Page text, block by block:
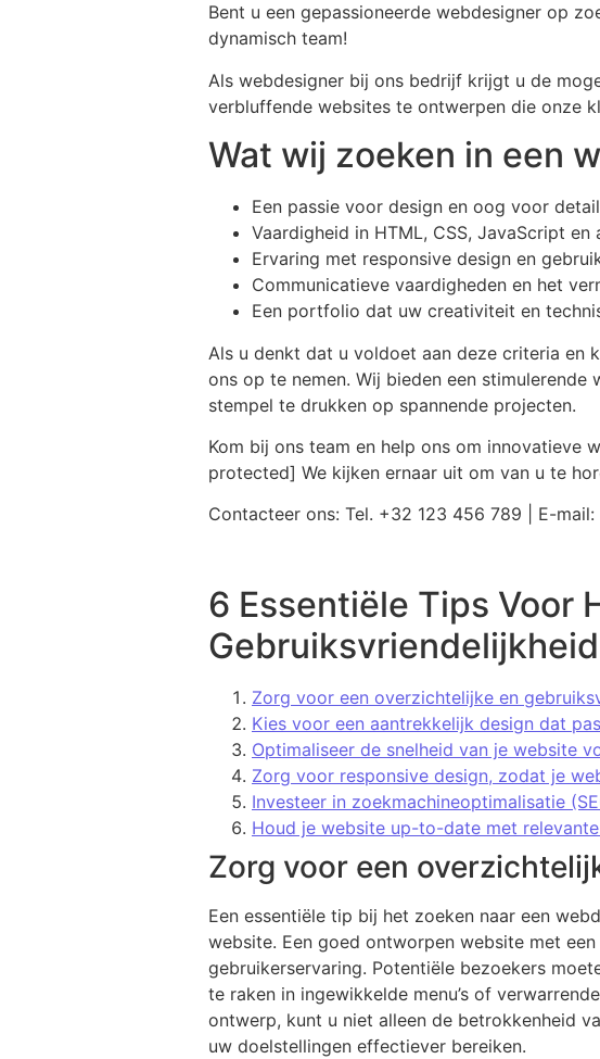
Bent u een gepassioneerde webdesigner op
dynamisch team!
Als webdesigner bij ons bedrijf krijgt u de
verbluffende websites te ontwerpen die onze
Wat wij zoeken in een
Een passie voor design en oog voor detail
Vaardigheid in HTML, CSS, JavaScript
Ervaring met responsive design en
Communicatieve vaardigheden en het
Een portfolio dat uw creativiteit en
Als u denkt dat u voldoet aan deze criteria en
ons op te nemen. Wij bieden een
stempel te drukken op spannende projecten.
Kom bij ons team en help ons om innovatieve
protected] We kijken ernaar uit om van u te
Contacteer ons: Tel. +32 123 456 789 | E-
6 Essentiële Tips Voor
Gebruiksvriendelijkheid
Zorg voor een overzichtelijke en
Kies voor een aantrekkelijk design dat
Optimaliseer de snelheid van je website
Zorg voor responsive design, zodat je
Investeer in zoekmachineoptimalisatie
Houd je website up-to-date met
Zorg voor een
Een essentiële tip bij het zoeken naar een
website. Een goed ontworpen website met
gebruikerservaring. Potentiële bezoekers
te raken in ingewikkelde menu’s of
ontwerp, kunt u niet alleen de betrokkenheid
uw doelstellingen effectiever bereiken.